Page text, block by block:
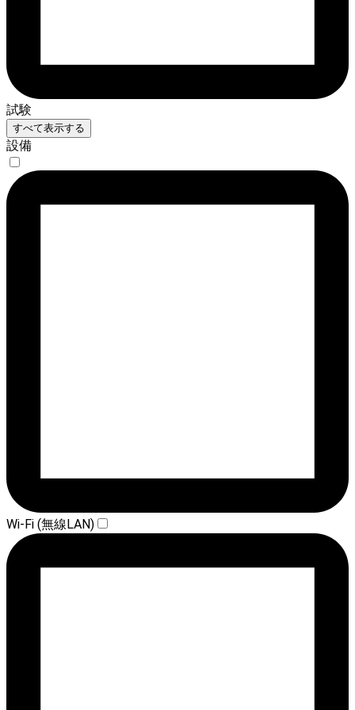
試験
すべて表示する
設備
Wi-Fi (無線LAN)